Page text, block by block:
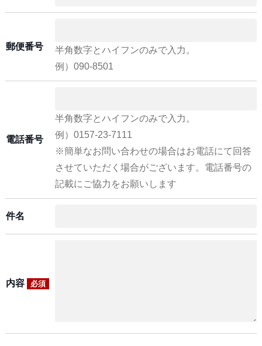
郵便番号
半角数字とハイフンのみで入力。
例）090-8501
電話番号
半角数字とハイフンのみで入力。
例）0157-23-7111
※簡単なお問い合わせの場合はお電話にて回答
させていただく場合がございます。電話番号の
記載にご協力をお願いします
件名
内容 必須